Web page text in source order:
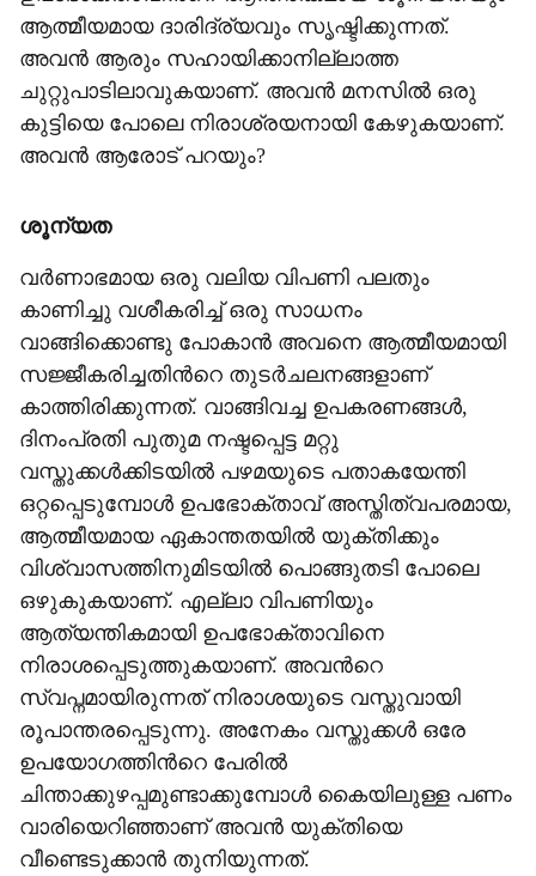
ആത്മീയമായ ദാരിദ്ര്യവും സൃഷ്ടിക്കുന്നത്.
അവൻ ആരും സഹായിക്കാനില്ലാത്ത
ചുറ്റുപാടിലാവുകയാണ്. അവൻ മനസിൽ ഒരു
കുട്ടിയെ പോലെ നിരാശ്രയനായി കേഴുകയാണ്.
അവൻ ആരോട് പറയും?
ശൂന്യത
വർണാഭമായ ഒരു വലിയ വിപണി പലതും
കാണിച്ചു വശീകരിച്ച് ഒരു സാധനം
വാങ്ങിക്കൊണ്ടു പോകാൻ അവനെ ആത്മീയമായി
സജ്ജീകരിച്ചതിന്‍റെ തുടർചലനങ്ങളാണ്
കാത്തിരിക്കുന്നത്. വാങ്ങിവച്ച ഉപകരണങ്ങൾ,
ദിനംപ്രതി പുതുമ നഷ്ടപ്പെട്ട മറ്റു
വസ്തുക്കൾക്കിടയിൽ പഴമയുടെ പതാകയേന്തി
ഒറ്റപ്പെടുമ്പോൾ ഉപഭോക്താവ് അസ്തിത്വപരമായ,
ആത്മീയമായ ഏകാന്തതയിൽ യുക്തിക്കും
വിശ്വാസത്തിനുമിടയിൽ പൊങ്ങുതടി പോലെ
ഒഴുകുകയാണ്. എല്ലാ വിപണിയും
ആത്യന്തികമായി ഉപഭോക്താവിനെ
നിരാശപ്പെടുത്തുകയാണ്. അവന്‍റെ
സ്വപ്നമായിരുന്നത് നിരാശയുടെ വസ്തുവായി
രൂപാന്തരപ്പെടുന്നു. അനേകം വസ്തുക്കൾ ഒരേ
ഉപയോഗത്തിന്‍റെ പേരിൽ
ചിന്താക്കുഴപ്പമുണ്ടാക്കുമ്പോൾ കൈയിലുള്ള പണം
വാരിയെറിഞ്ഞാണ് അവൻ യുക്തിയെ
വീണ്ടെടുക്കാൻ തുനിയുന്നത്.